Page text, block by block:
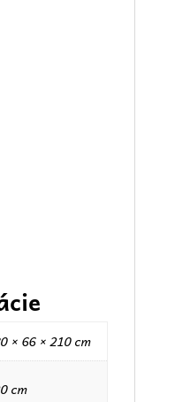
× 66 × 210 cm
cm